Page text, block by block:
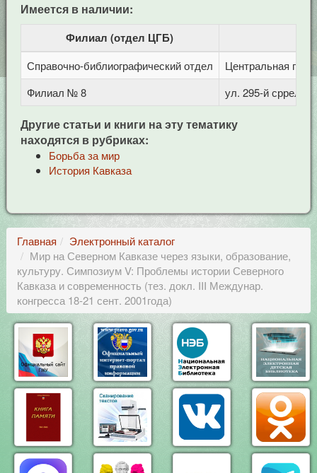
Имеется в наличии:
Филиал (отдел ЦГБ)
Справочно-библиографический отдел
Центральная
Филиал № 8
ул. 295-й
Другие статьи и книги на эту тематику
находятся в рубриках:
Борьба за мир
История Кавказа
Главная
Электронный каталог
Мир на Северном Кавказе через языки, образование,
культуру. Симпозиум V: Проблемы истории Северного
Кавказа и современность (тез. докл. III Междунар.
конгресса 18-21 сент. 2001года)